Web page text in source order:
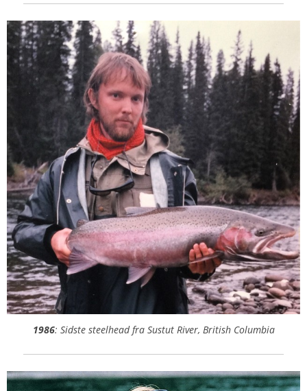
1986: Sidste steelhead fra Sustut River, British Columbia